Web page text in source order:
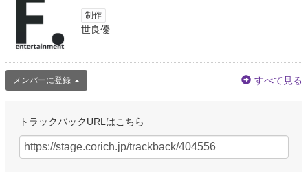
制作
世良優
メンバーに登録 すべて見る
トラックバックURLはこちら